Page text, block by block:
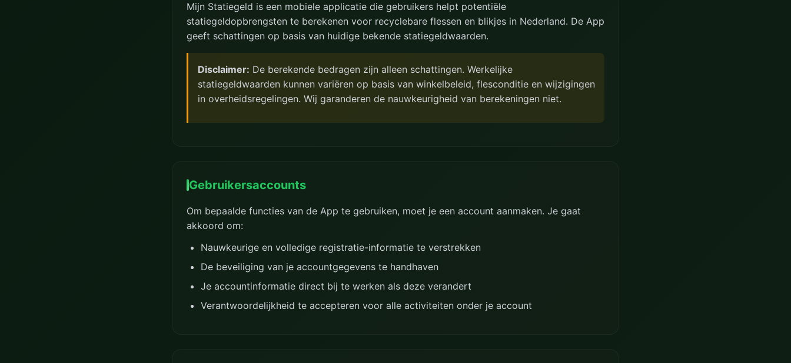
Mijn Statiegeld is een mobiele applicatie die gebruikers helpt potentiële
statiegeldopbrengsten te berekenen voor recyclebare flessen en blikjes in Nederland. De App
geeft schattingen op basis van huidige bekende statiegeldwaarden.
Disclaimer: De berekende bedragen zijn alleen schattingen. Werkelijke
statiegeldwaarden kunnen variëren op basis van winkelbeleid, flesconditie en wijzigingen
in overheidsregelingen. Wij garanderen de nauwkeurigheid van berekeningen niet.
Gebruikersaccounts
Om bepaalde functies van de App te gebruiken, moet je een account aanmaken. Je gaat
akkoord om:
Nauwkeurige en volledige registratie-informatie te verstrekken
De beveiliging van je accountgegevens te handhaven
Je accountinformatie direct bij te werken als deze verandert
Verantwoordelijkheid te accepteren voor alle activiteiten onder je account